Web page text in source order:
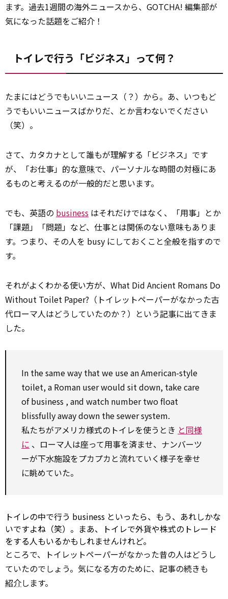
ます。過去1週間の海外ニュースから、GOTCHA! 編集部が
気になった話題をご紹介！
トイレで行う「ビジネス」って何？
たまにはどうでもいいニュース（？）から。あ、いつもど
うでもいいニュースばかりだ、とか言わないでください
（笑）。
さて、カタカナとして誰もが理解する「ビジネス」です
が、「お仕事」的な意味で、パーソナルな時間の対極にあ
るものと考えるのが一般的だと思います。
でも、英語の business はそれだけではなく、「用事」とか
「課題」「問題」など、仕事とは関係のない意味もありま
す。つまり、その人を busy にしておくこと全般を指すので
す。
それがよくわかる使い方が、What Did Ancient Romans Do
Without Toilet Paper?（トイレットペーパーがなかった古
代ローマ人はどうしていたのか？）という記事に出てきま
した。
In the same way that we usean American-style
toilet, a Roman userwould sit down, take care
of business , and watch number two float
blissfully away down the sewer system.
私たちがアメリカ様式のトイレを使うとき と同様
に 、ローマ人は座って用事を済ませ、ナンバーツ
ーが下水施設をプカプカと流れていく様子を幸せ
に眺めていた。
トイレの中で行う business といったら、もう、あれしかな
いですよね（笑）。まあ、トイレで外貨や株式のトレード
をする人もいるかもしれませんけれど。
ところで、トイレットペーパーがなかった昔の人はどうし
ていたのでしょう。気になる方のために、記事の続きも
紹介します。